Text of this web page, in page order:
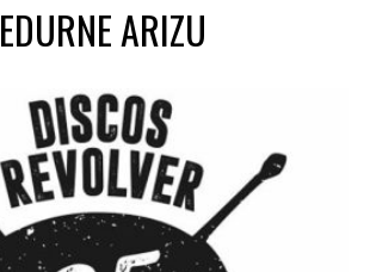
EDURNE ARIZU